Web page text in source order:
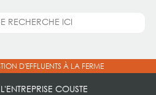
D'EFFLUENTS À LA FERME
L'ENTREPRISE COUSTE